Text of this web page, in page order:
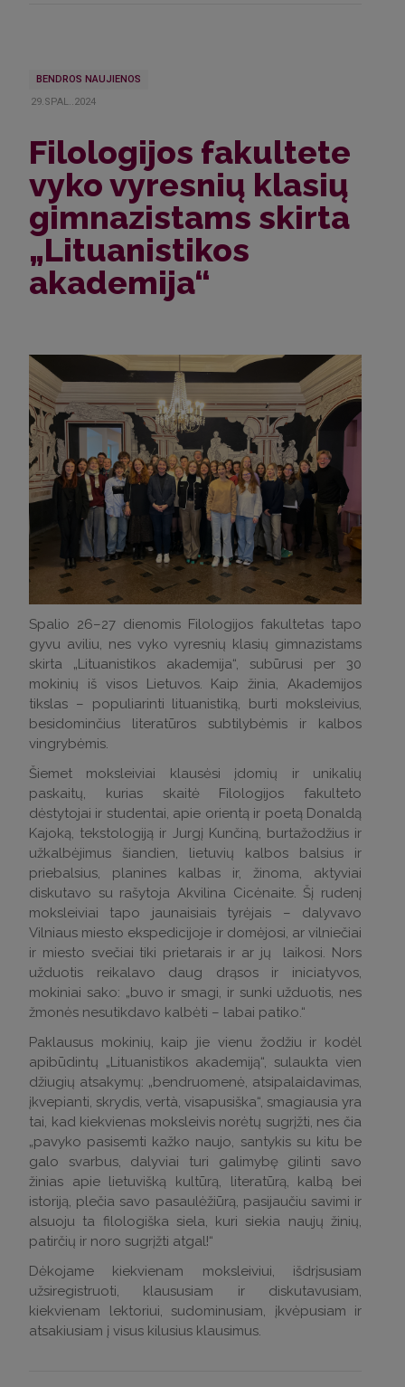
BENDROS NAUJIENOS
29.SPAL..2024
Filologijos fakultete
vyko vyresnių klasių
gimnazistams skirta
„Lituanistikos
akademija“
Spalio 26–27 dienomis Filologijos fakultetas tapo
gyvu aviliu, nes vyko vyresnių klasių gimnazistams
skirta „Lituanistikos akademija“, subūrusi per 30
mokinių iš visos Lietuvos. Kaip žinia, Akademijos
tikslas – populiarinti lituanistiką, burti moksleivius,
besidominčius literatūros subtilybėmis ir kalbos
vingrybėmis.
Šiemet moksleiviai klausėsi įdomių ir unikalių
paskaitų, kurias skaitė Filologijos fakulteto
dėstytojai ir studentai, apie orientą ir poetą Donaldą
Kajoką, tekstologiją ir Jurgį Kunčiną, burtažodžius ir
užkalbėjimus šiandien, lietuvių kalbos balsius ir
priebalsius, planines kalbas ir, žinoma, aktyviai
diskutavo su rašytoja Akvilina Cicėnaite. Šį rudenį
moksleiviai tapo jaunaisiais tyrėjais – dalyvavo
Vilniaus miesto ekspedicijoje ir domėjosi, ar vilniečiai
ir miesto svečiai tiki prietarais ir ar jų laikosi. Nors
užduotis reikalavo daug drąsos ir iniciatyvos,
mokiniai sako: „buvo ir smagi, ir sunki užduotis, nes
žmonės nesutikdavo kalbėti – labai patiko.“
Paklausus mokinių, kaip jie vienu žodžiu ir kodėl
apibūdintų „Lituanistikos akademiją“, sulaukta vien
džiugių atsakymų: „bendruomenė, atsipalaidavimas,
įkvepianti, skrydis, vertà, visapusiška“, smagiausia yra
tai, kad kiekvienas moksleivis norėtų sugrįžti, nes čia
„pavyko pasisemti kažko naujo, santykis su kitu be
galo svarbus, dalyviai turi galimybę gilinti savo
žinias apie lietuvišką kultūrą, literatūrą, kalbą bei
istoriją, plečia savo pasaulėžiūrą, pasijaučiu savimi ir
alsuoju ta filologiška siela, kuri siekia naujų žinių,
patirčių ir noro sugrįžti atgal!“
Dėkojame kiekvienam moksleiviui, išdrįsusiam
užsiregistruoti, klaususiam ir diskutavusiam,
kiekvienam lektoriui, sudominusiam, įkvėpusiam ir
atsakiusiam į visus kilusius klausimus.